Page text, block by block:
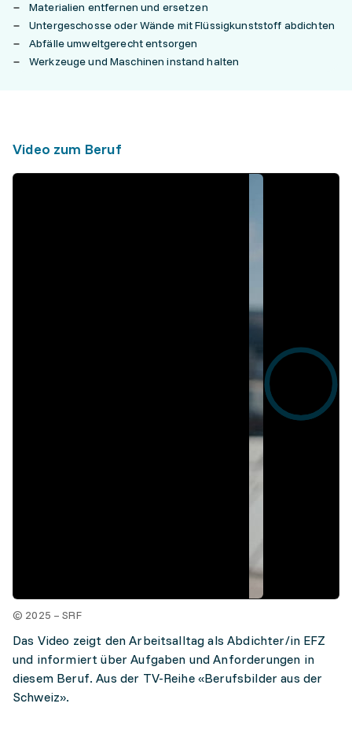
Materialien entfernen und ersetzen
Untergeschosse oder Wände mit Flüssigkunststoff abdichten
Abfälle umweltgerecht entsorgen
Werkzeuge und Maschinen instand halten
Video zum Beruf
© 2025 – SRF
Das Video zeigt den Arbeitsalltag als Abdichter/in EFZ
und informiert über Aufgaben und Anforderungen in
diesem Beruf. Aus der TV-Reihe «Berufsbilder aus der
Schweiz».